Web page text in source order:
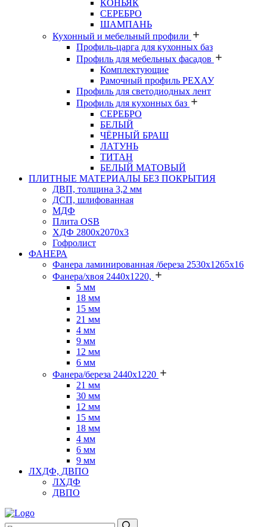
КОНЬЯК
СЕРЕБРО
ШАМПАНЬ
Кухонный и мебельный профили
Профиль-царга для кухонных баз
Профиль для мебельных фасадов
Комплектующие
Рамочный профиль РЕХАУ
Профиль для светодиодных лент
Профиль для кухонных баз
СЕРЕБРО
БЕЛЫЙ
ЧЁРНЫЙ БРАШ
ЛАТУНЬ
ТИТАН
БЕЛЫЙ МАТОВЫЙ
ПЛИТНЫЕ МАТЕРИАЛЫ БЕЗ ПОКРЫТИЯ
ДВП, толщина 3,2 мм
ДСП, шлифованная
МДФ
Плита OSB
ХДФ 2800х2070х3
Гофролист
ФАНЕРА
Фанера ламинированная /береза 2530х1265х16
Фанера/хвоя 2440х1220,
5 мм
18 мм
15 мм
21 мм
4 мм
9 мм
12 мм
6 мм
Фанера/береза 2440х1220
21 мм
30 мм
12 мм
15 мм
18 мм
4 мм
6 мм
9 мм
ЛХДФ, ДВПО
ЛХДФ
ДВПО